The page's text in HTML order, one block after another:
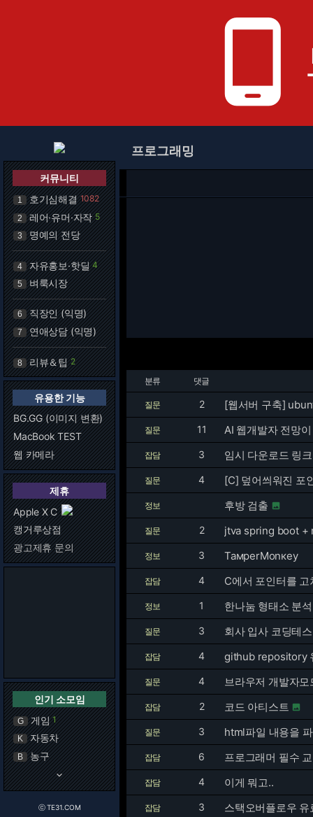
phone_android
커뮤니티
1 호기심해결 1082
2 레어·유머·자작 5
3 명예의 전당
4 자유홍보·핫딜 4
5 벼룩시장
6 직장인 (익명)
7 연애상담 (익명)
8 리뷰＆팁 2
유용한 기능
BG.GG (이미지 변환)
MacBook TEST
웹 카메라
제휴
Apple X C
캥거루상점
광고제휴 문의
인기 소모임
G 게임 1
K 자동차
B 농구
keyboard_arrow_down
ⓒ TE31.COM
프로그래밍
분류 댓글
질문 2 [웹서버 구축]
질문 11 AI 웹개발자 전망
잡담 3 임시 다운로드 링
질문 4 [C] 덮어씌워진 포
정보 후방 검출 
질문 2 jtva spring boot +
정보 3 ТамреrМоnкеу
잡담 4 C에서 포인터를
정보 1 한나눔 형태소 분
질문 3 회사 입사 코딩테
잡담 4 github repository
질문 4 브라우저 개발자
잡담 2 코드 아티스트 
질문 3 html파일 내용을
잡담 6 프로그래머 필수
잡담 4 이게 뭐고..
잡담 3 스택오버플로우 유